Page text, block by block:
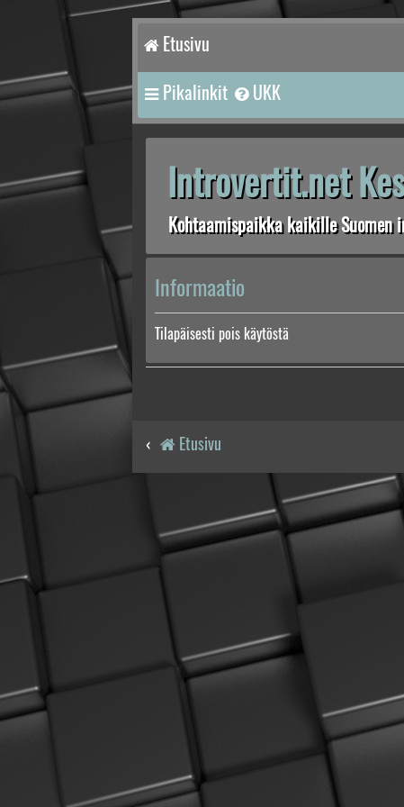
Etusivu
Pikalinkit UKK
Introvertit.net
Kohtaamispaikka kaikille Suomen
Informaatio
Tilapäisesti pois käytöstä
Etusivu